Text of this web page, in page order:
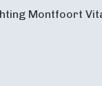
Montfoort